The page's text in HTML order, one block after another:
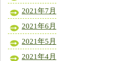
2021年7月
2021年6月
2021年5月
2021年4月